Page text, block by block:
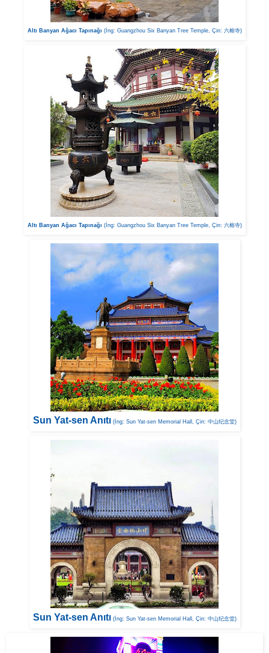
Altı Banyan Ağacı Tapınağı (İng: Guangzhou Six Banyan Tree Temple, Çin: 六榕寺)
Altı Banyan Ağacı Tapınağı (İng: Guangzhou Six Banyan Tree Temple, Çin: 六榕寺)
Sun Yat-sen Anıtı (İng: Sun Yat-sen Memorial Hall, Çin: 中山纪念堂)
Sun Yat-sen Anıtı (İng: Sun Yat-sen Memorial Hall, Çin: 中山纪念堂)